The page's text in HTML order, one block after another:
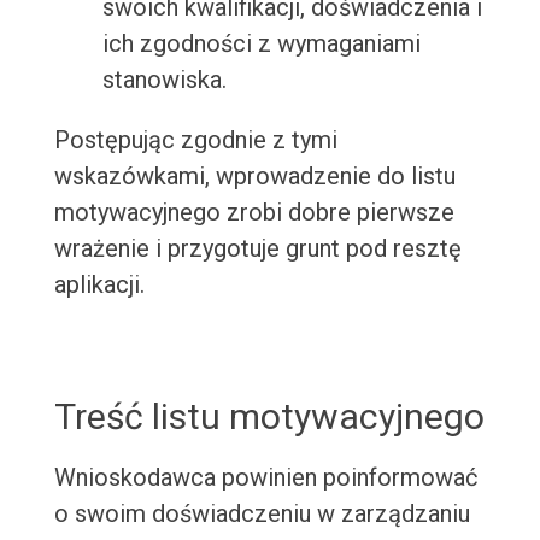
swoich kwalifikacji, doświadczenia i
ich zgodności z wymaganiami
stanowiska.
Postępując zgodnie z tymi
wskazówkami, wprowadzenie do listu
motywacyjnego zrobi dobre pierwsze
wrażenie i przygotuje grunt pod resztę
aplikacji.
Treść listu motywacyjnego
Wnioskodawca powinien poinformować
o swoim doświadczeniu w zarządzaniu